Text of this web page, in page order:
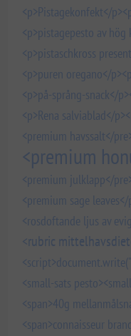
<p>Pistagekonfekt</p>
<p>pistagepesto av
<p>pistaschkross
<p>puren oregano</p>
<p>på-språng-snack</p>
<p>Rena salviablad</p>
<premium havssalt</
<premium
<premium julklapp</
<premium sage leaves</
<rosdoftande ljus av
<rubric
<small-sats pesto>
<span>40g
<span>connaisseur